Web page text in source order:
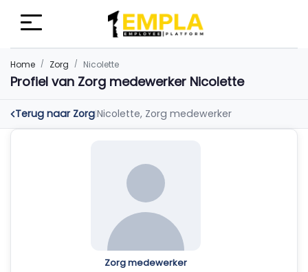
Home Zorg Nicolette
Profiel van Zorg medewerker Nicolette
Terug naar Zorg|Nicolette, Zorg medewerker
Zorg medewerker